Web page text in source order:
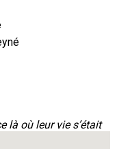
là où leur vie s’était